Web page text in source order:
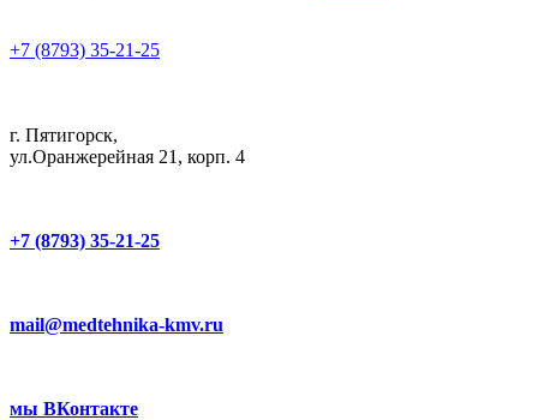
+7 (8793) 35-21-25
г. Пятигорск,
ул.Оранжерейная 21, корп. 4
+7 (8793) 35-21-25
mail@medtehnika-kmv.ru
мы ВКонтакте